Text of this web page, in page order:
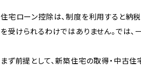
住宅ローン控除は、制度を利用すると納
を受けられるわけではありません。では
まず前提として、新築住宅の取得・中古